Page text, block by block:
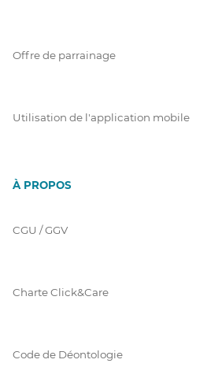
Offre de parrainage
Utilisation de l'application mobile
À PROPOS
CGU / GGV
Charte Click&Care
Code de Déontologie